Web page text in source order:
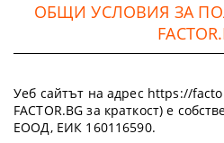
ОБЩИ УСЛОВИЯ ЗА
Уеб сайтът на адрес https://
FACTOR.BG за краткост) е
ЕООД, ЕИК 160116590.